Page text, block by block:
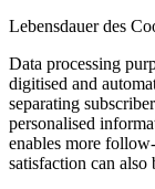
Lebensdauer des
Data processing
digitised and
separating
personalised
enables more
satisfaction can also